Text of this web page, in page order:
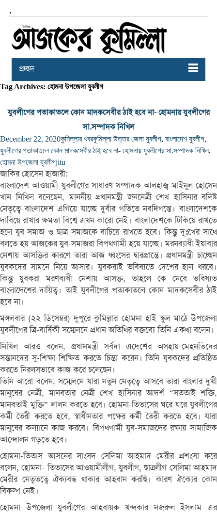
,
প্রচ্ছদ
Tag Archives: হোমনা উপজেলা যুবলীগ
যুবলীগের পতাকাতলে কোন মাদকসেবীর ঠাই হবে না- হোমনায় যুবলীগের
সা.সম্পাদক নিখিল
December 22, 2020কুমিল্লার খবরকুমিল্লা উত্তর জেলা যুবলীগ, বাংলাদেশ যুবলীগ,
যুবলীগের পতাকাতলে কোন মাদকসেবীর ঠাই হবে না- হোমনায় যুবলীগের সা.সম্পাদক নিখিল,
হোমনা উপজেলা যুবলীগjitu
জাকির হোসেন হাজারী:
বাংলাদেশ আওয়ামী যুবলীগের সাধারণ সম্পাদক আলহাজ্ব মাইনুল হোসেন
খান নিখিল বলেছেন, মাননীয় প্রধানমন্ত্রী জননেত্রী শেখ হাসিনার বলিষ্ট
নেতৃত্বে বাংলাদেশ এগিয়ে যাচ্ছে দুর্বার গতিতে নবদিগন্তে। বাংলাদেশকে
দাবিয়ে রাখার ক্ষমতা বিশ্বে এখন কারো নেই। বাংলাদেশকে টিকিয়ে রাখতে
হলে যুব সমাজ ও ছাত্র সমাজকে বাচিয়ে রাখতে হবে। কিন্তুু দুঃখের সাথে
বলতে হয় আজকের যুব-সমাজরা বিপথগামী হয়ে যাচ্ছে। মরনব্যাধী ইয়াবার
নেশায় আসক্তির কারণে তারা আজ ধ্বংসের দ্বারপ্রান্তে। প্রধানমন্ত্রী চাচ্ছেন
যুবকদের সামনে নিয়ে আসার। যুবকরাই ভবিষ্যতে দেশের হাল ধরবে।
কিন্তু যুবকরা মরণব্যধী নেশায় আসক্ত, তাহলে কে নেবে ভবিষ্যত
বাংলাদেশের দায়িত্ব। তাই যুবলীগের পতাকাতলে কোন মাদকসেবীর ঠাই
হবে না।
মঙ্গলবার (২২ ডিসেম্বর) দুপুরে কুমিল্লার হোমনা হাই স্কুল মাঠে উপজেলা
যুবলীগের ত্রি-বার্ষিকী সম্মেলনে প্রধান অতিথির বক্তব্যে তিনি একথা বলেন।
নিখিল আরও বলেন, প্রধানমন্ত্রী সর্বদা এদেশের অসহায়-মেহনতিদের
সন্তানদের সু-শিক্ষা শিক্ষিত করতে চিন্তা করেন। তিনি যুবকদের প্রতিষ্ঠিত
করতে নিরলসভাবে কাজ করে চলেছেন।
তিনি আরো বলেন, সম্মেলনে যারা নতুন নেতৃত্বে আসবে তারা বাংলার দুখী
মানুষের নেত্রী, মানবতার নেত্রী শেখ হাসিনার আদর্শ “সততাই শক্তি,
মানবতাই মুক্তি” লালন করতে হবে। হোমনা-তিতাসের ঘরে ঘরে যুবলীগের
কর্মী তৈরী করতে হবে, স্বাধীনতার পক্ষের কর্মী তৈরী করতে হবে। যারা
মানুষের কল্যানে কাজ করবে। বিপথগামী যুব-সমাজদের রক্ষায় সামাজিক
আন্দোলন গড়তে হবে।
হোমনা-তিতাস আসনের সাংসদ সেলিমা আহমাদ মেরীর প্রশংসা করে
বলেন, হোমনা- তিতাসের আওয়ামীলীগ, যুবলীগ, ছাত্রলীগ সেলিমা আহমাদ
মেরীর নেতৃতত্বে ঐক্যবদ্ধ থাকার আহবান করছি। কারণ ঐক্যের কোন
বিকল্প নেই।
হোমনা উপজেলা যুবলীগের আহবায়ক খন্দকার নজরুল ইসলাম এর